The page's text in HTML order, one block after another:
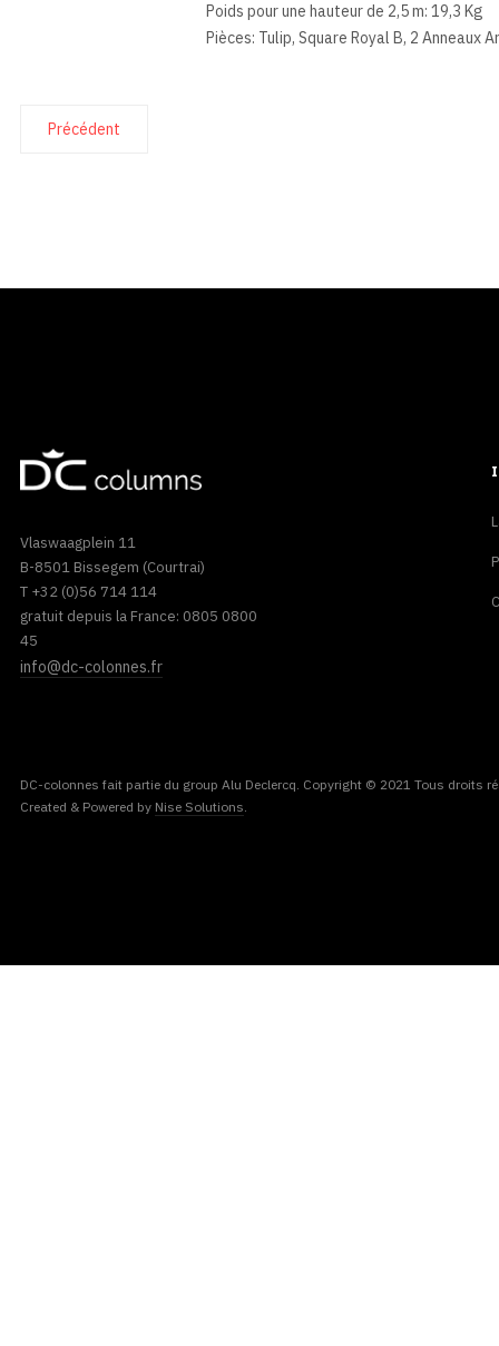
Poids pour une hauteur de 2,5 m: 19,3 Kg
Pièces: Tulip, Square Royal B, 2 Anneaux
Précédent
Vlaswaagplein 11
B-8501 Bissegem (Courtrai)
T +32 (0)56 714 114
gratuit depuis la France: 0805 0800
45
info@dc-colonnes.fr
DC-colonnes fait partie du group Alu Declercq. Copyright © 2021 Tous droits
Created & Powered by Nise Solutions.